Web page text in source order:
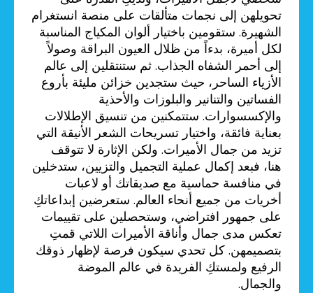
تحويلهن إلى نجمات متألقات على منصة انستغرام
الشهيرة. ستقومين باختيار ألوان المكياج المناسبة
لكل أميرة، بدءاً من ظلال العيون البراقة وصولاً
إلى أحمر الشفاه الجذاب. ثم ستنتقلين إلى عالم
الأزياء الساحر، حيث ستجدين خزائن مليئة بأروع
الفساتين والتنانير والبلوزات والأحذية
والإكسسوارات. ستتمكنين من تنسيق الإطلالات
بعناية فائقة، واختيار تسريحات الشعر الأنيقة التي
تزيد من جمال الأميرات. ولكن الإثارة لا تتوقف
هنا، فبعد إكمال عملية التجميل والتزيين، ستدخلين
في منافسة حماسية مع صديقاتك أو لاعبات
أخريات من جميع أنحاء العالم. ستعرضين إبداعاتكِ
على جمهور افتراضي، وستحصلين على تقييمات
تعكس مدى جمال وأناقة الأميرات اللاتي قمتِ
بتصميمهن. كل تحدي سيكون فرصة لإظهار ذوقك
الرفيع ولمستكِ الفريدة في عالم الموضة
والجمال.